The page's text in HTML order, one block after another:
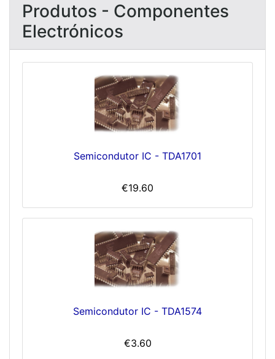
Produtos - Componentes
Electrónicos
Semicondutor IC - TDA1701
€19.60
Semicondutor IC - TDA1574
€3.60